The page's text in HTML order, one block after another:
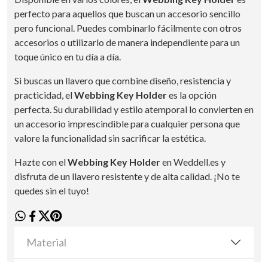
perfecto para aquellos que buscan un accesorio sencillo
pero funcional. Puedes combinarlo fácilmente con otros
accesorios o utilizarlo de manera independiente para un
toque único en tu día a día.
Si buscas un llavero que combine diseño, resistencia y
practicidad, elWebbing Key Holderes la opción
perfecta. Su durabilidad y estilo atemporal lo convierten en
un accesorio imprescindible para cualquier persona que
valore la funcionalidad sin sacrificar la estética.
Hazte con elWebbing Key Holderen Weddell.es y
disfruta de un llavero resistente y de alta calidad. ¡No te
quedes sin el tuyo!
Material